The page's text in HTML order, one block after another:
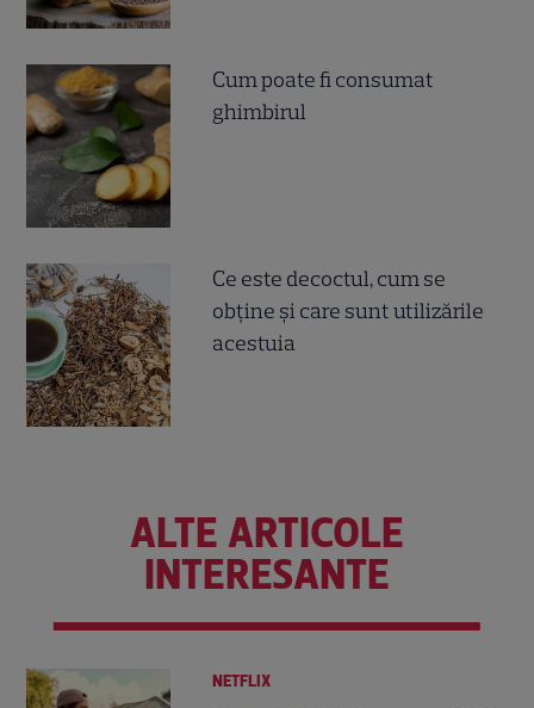
Cum poate fi consumat
ghimbirul
Ce este decoctul, cum se
obţine şi care sunt utilizările
acestuia
ALTE ARTICOLE
INTERESANTE
NETFLIX